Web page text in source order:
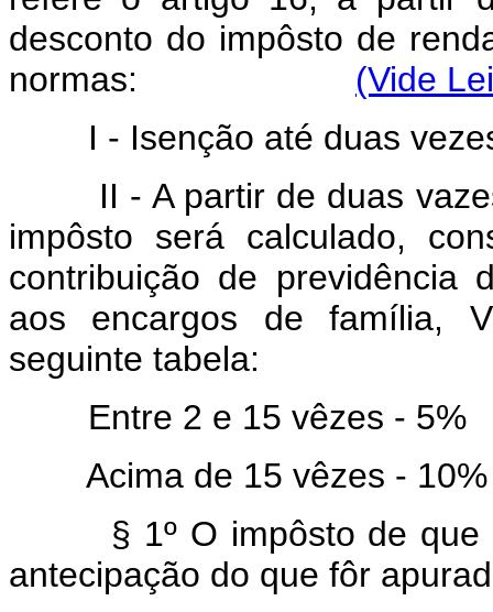
desconto do impôsto de
normas: (Vide
I - Isenção até duas vezes
II - A partir de duas vazes
impôsto será calculado,
contribuição de previdência
aos encargos de família,
seguinte tabela:
Entre 2 e 15 vêzes - 5%
Acima de 15 vêzes - 10%
§ 1º O impôsto de que
antecipação do que fôr